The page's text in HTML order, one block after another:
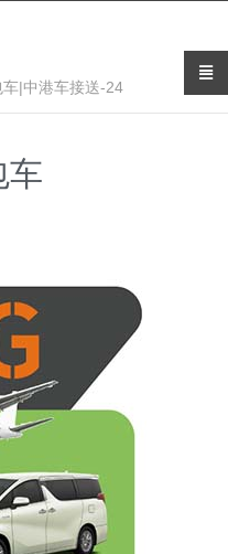
|中港车接送-24
车